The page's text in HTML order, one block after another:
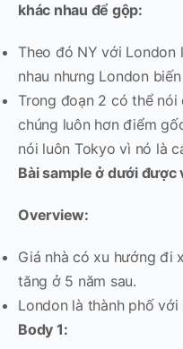
khác nhau để gộp:
Theo đó NY với
nhau nhưng London
Trong đoạn 2 có thể
chúng luôn hơn điểm
nói luôn Tokyo vì nó là
Bài sample ở dưới
Overview:
Giá nhà có xu hướng đi
tăng ở 5 năm sau.
London là thành phố
Body 1: